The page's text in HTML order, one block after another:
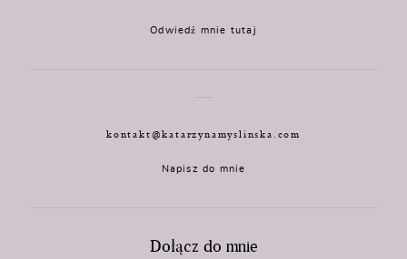
Odwiedź mnie tutaj
kontakt@katarzynamyslinska.com
Napisz do mnie
Dołącz do mnie